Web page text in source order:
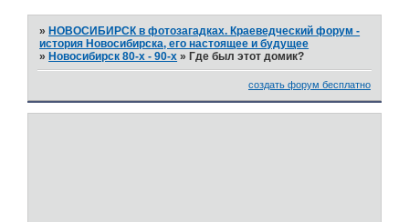
»НОВОСИБИРСК в фотозагадках. Краеведческий форум -
история Новосибирска, его настоящее и будущее
»Новосибирск 80-х - 90-х »Где был этот домик?
создать форум бесплатно